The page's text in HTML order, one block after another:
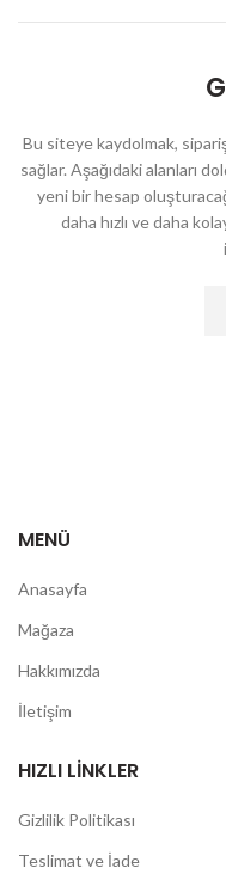
Bu siteye kaydolmak,
sağlar. Aşağıdaki alanları
yeni bir hesap
daha hızlı ve daha
MENÜ
Anasayfa
Mağaza
Hakkımızda
İletişim
HIZLI LINKLER
Gizlilik Politikası
Teslimat ve İade